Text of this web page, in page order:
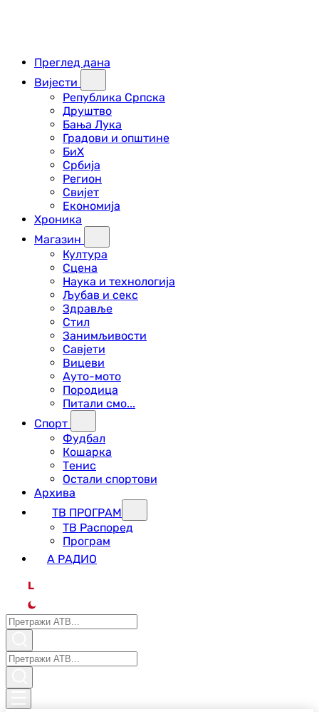
Преглед дана
Вијести
Република Српска
Друштво
Бања Лука
Градови и општине
БиХ
Србија
Регион
Свијет
Економија
Хроника
Магазин
Култура
Сцена
Наука и технологија
Љубав и секс
Здравље
Стил
Занимљивости
Савјети
Вицеви
Ауто-мото
Породица
Питали смо...
Спорт
Фудбал
Кошарка
Тенис
Остали спортови
Архива
ТВ ПРОГРАМ
ТВ Распоред
Програм
А РАДИО
L